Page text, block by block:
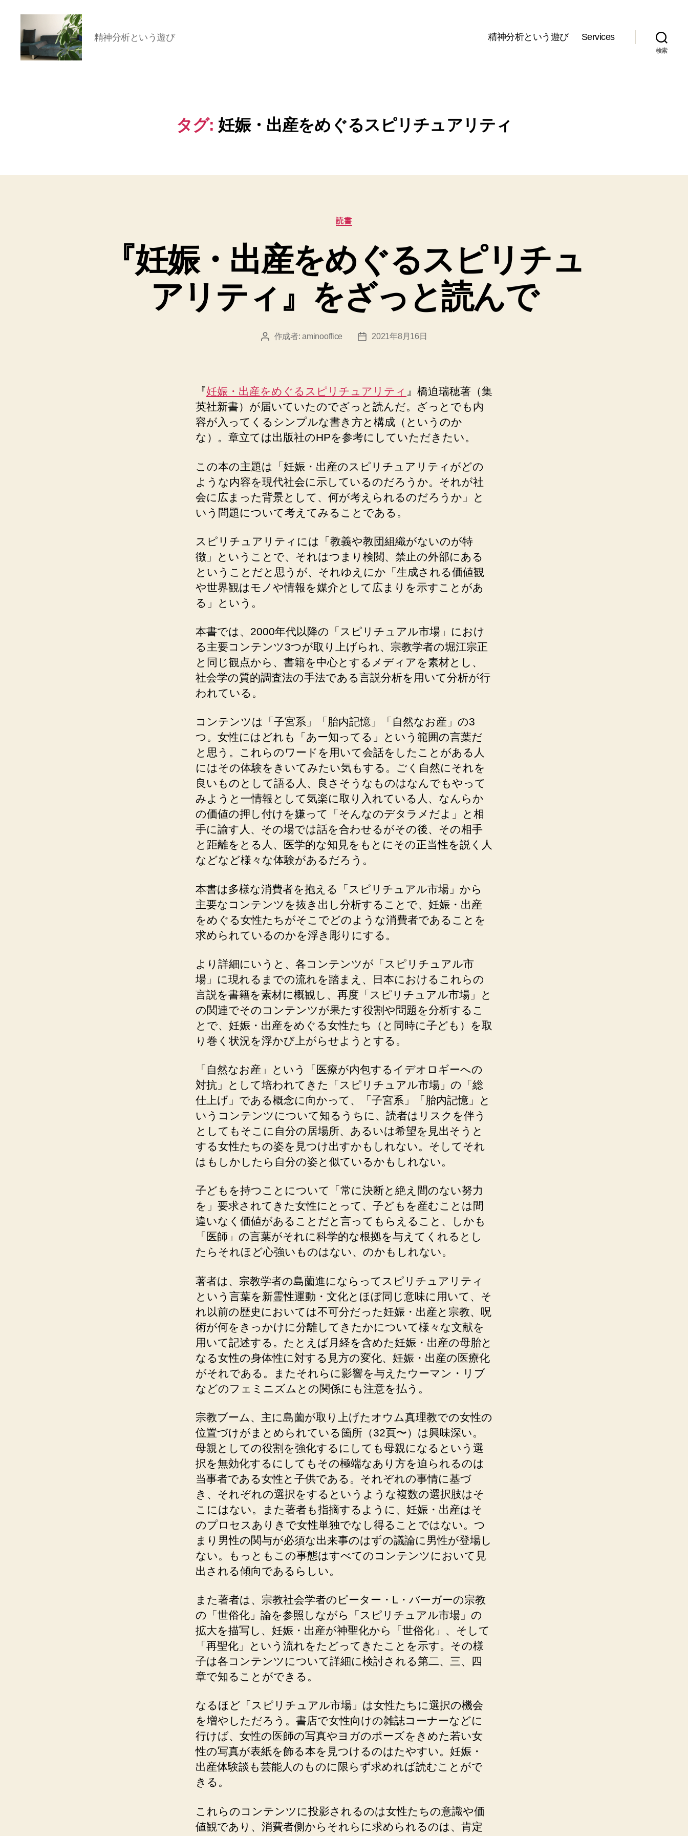
の
精神分析という遊び 精神分析という遊び Services
検索
タグ: 妊娠・出産をめぐるスピリチュアリティ
カ
テ
リ
ー
読書
『妊娠・出産をめぐるスピリチュ
アリティ』をざっと読んで
投 作成者:aminooffice
投
2021年8月16日
『妊娠・出産をめぐるスピリチュアリティ 』橋迫瑞穂著（集
英社新書）が届いていたのでざっと読んだ。ざっとでも内
容が入ってくるシンプルな書き方と構成（というのか
な）。章立ては出版社のHPを参考にしていただきたい。
この本の主題は「妊娠・出産のスピリチュアリティがどの
ような内容を現代社会に示しているのだろうか。それが社
会に広まった背景として、何が考えられるのだろうか」と
いう問題について考えてみることである。
スピリチュアリティには「教義や教団組織がないのが特
徴」ということで、それはつまり検閲、禁止の外部にある
ということだと思うが、それゆえにか「生成される価値観
や世界観はモノや情報を媒介として広まりを示すことがあ
る」という。
本書では、2000年代以降の「スピリチュアル市場」におけ
る主要コンテンツ3つが取り上げられ、宗教学者の堀江宗正
と同じ観点から、書籍を中心とするメディアを素材とし、
社会学の質的調査法の手法である言説分析を用いて分析が行
われている。
コンテンツは「子宮系」「胎内記憶」「自然なお産」の3
つ。女性にはどれも「あー知ってる」という範囲の言葉だ
と思う。これらのワードを用いて会話をしたことがある人
にはその体験をきいてみたい気もする。ごく自然にそれを
良いものとして語る人、良さそうなものはなんでもやって
みようと一情報として気楽に取り入れている人、なんらか
の価値の押し付けを嫌って「そんなのデタラメだよ」と相
手に諭す人、その場では話を合わせるがその後、その相手
と距離をとる人、医学的な知見をもとにその正当性を説く人
などなど様々な体験があるだろう。
本書は多様な消費者を抱える「スピリチュアル市場」から
主要なコンテンツを抜き出し分析することで、妊娠・出産
をめぐる女性たちがそこでどのような消費者であることを
求められているのかを浮き彫りにする。
より詳細にいうと、各コンテンツが「スピリチュアル市
場」に現れるまでの流れを踏まえ、日本におけるこれらの
言説を書籍を素材に概観し、再度「スピリチュアル市場」と
の関連でそのコンテンツが果たす役割や問題を分析するこ
とで、妊娠・出産をめぐる女性たち（と同時に子ども）を取
り巻く状況を浮かび上がらせようとする。
「自然なお産」という「医療が内包するイデオロギーへの
対抗」として培われてきた「スピリチュアル市場」の「総
仕上げ」である概念に向かって、「子宮系」「胎内記憶」と
いうコンテンツについて知るうちに、読者はリスクを伴う
としてもそこに自分の居場所、あるいは希望を見出そうと
する女性たちの姿を見つけ出すかもしれない。そしてそれ
はもしかしたら自分の姿と似ているかもしれない。
子どもを持つことについて「常に決断と絶え間のない努力
を」要求されてきた女性にとって、子どもを産むことは間
違いなく価値があることだと言ってもらえること、しかも
「医師」の言葉がそれに科学的な根拠を与えてくれるとし
たらそれほど心強いものはない、のかもしれない。
著者は、宗教学者の島薗進にならってスピリチュアリティ
という言葉を新霊性運動・文化とほぼ同じ意味に用いて、そ
れ以前の歴史においては不可分だった妊娠・出産と宗教、呪
術が何をきっかけに分離してきたかについて様々な文献を
用いて記述する。たとえば月経を含めた妊娠・出産の母胎と
なる女性の身体性に対する見方の変化、妊娠・出産の医療化
がそれである。またそれらに影響を与えたウーマン・リブ
などのフェミニズムとの関係にも注意を払う。
宗教ブーム、主に島薗が取り上げたオウム真理教での女性の
位置づけがまとめられている箇所（32頁〜）は興味深い。
母親としての役割を強化するにしても母親になるという選
択を無効化するにしてもその極端なあり方を迫られるのは
当事者である女性と子供である。それぞれの事情に基づ
き、それぞれの選択をするというような複数の選択肢はそ
こにはない。また著者も指摘するように、妊娠・出産はそ
のプロセスありきで女性単独でなし得ることではない。つ
まり男性の関与が必須な出来事のはずの議論に男性が登場し
ない。もっともこの事態はすべてのコンテンツにおいて見
出される傾向であるらしい。
また著者は、宗教社会学者のピーター・L・バーガーの宗教
の「世俗化」論を参照しながら「スピリチュアル市場」の
拡大を描写し、妊娠・出産が神聖化から「世俗化」、そして
「再聖化」という流れをたどってきたことを示す。その様
子は各コンテンツについて詳細に検討される第二、三、四
章で知ることができる。
なるほど「スピリチュアル市場」は女性たちに選択の機会
を増やしただろう。書店で女性向けの雑誌コーナーなどに
行けば、女性の医師の写真やヨガのポーズをきめた若い女
性の写真が表紙を飾る本を見つけるのはたやすい。妊娠・
出産体験談も芸能人のものに限らず求めれば読むことがで
きる。
これらのコンテンツに投影されるのは女性たちの意識や価
値観であり、消費者側からそれらに求められるのは、肯定